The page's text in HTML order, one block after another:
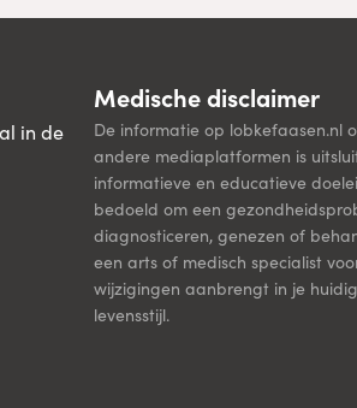
in de
Medische disclaimer
De informatie op lobkefaasen.nl
andere mediaplatformen is
informatieve en educatieve
bedoeld om een
diagnosticeren, genezen of
een arts of medisch specialist
wijzigingen aanbrengt in je
levensstijl.